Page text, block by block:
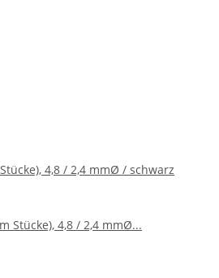
4,8 / 2,4 mmØ / schwarz